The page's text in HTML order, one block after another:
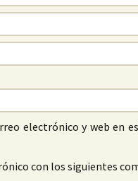
electrónico y web en
con los siguientes